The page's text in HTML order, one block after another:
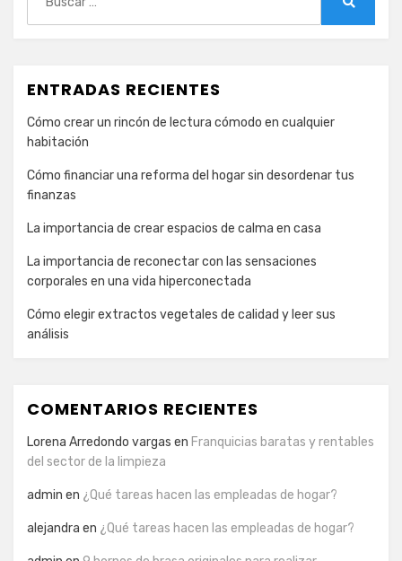
ENTRADAS RECIENTES
Cómo crear un rincón de lectura cómodo en cualquier
habitación
Cómo financiar una reforma del hogar sin desordenar tus
finanzas
La importancia de crear espacios de calma en casa
La importancia de reconectar con las sensaciones
corporales en una vida hiperconectada
Cómo elegir extractos vegetales de calidad y leer sus
análisis
COMENTARIOS RECIENTES
Lorena Arredondo vargas en Franquicias baratas y rentables
del sector de la limpieza
admin en ¿Qué tareas hacen las empleadas de hogar?
alejandra en ¿Qué tareas hacen las empleadas de hogar?